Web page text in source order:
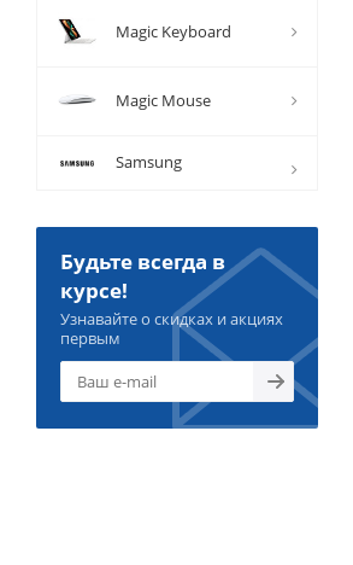
Magic Keyboard
Magic Mouse
Samsung
Будьте всегда в
курсе!
Узнавайте о скидках и акциях
первым